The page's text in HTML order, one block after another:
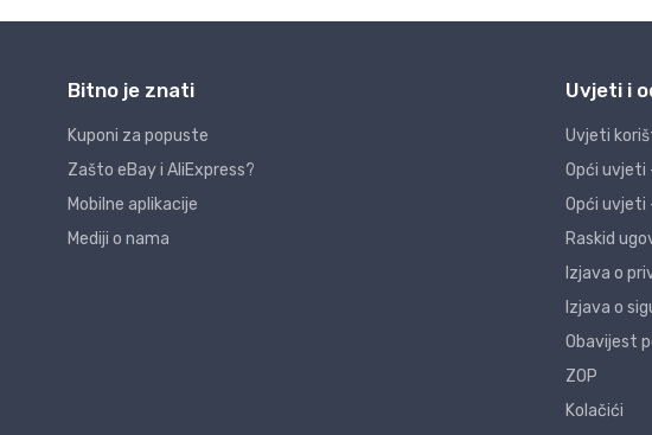
Bitno je znati
Kuponi za popuste
Zašto eBay i AliExpress?
Mobilne aplikacije
Mediji o nama
Uvjeti i
Uvjeti
Opći uvjeti
Opći uvjeti
Raskid
Izjava o
Izjava o
Obavijest
ZOP
Kolačići